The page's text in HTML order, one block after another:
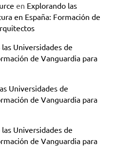
en Explorando las
en España: Formación de
Universidades de
de Vanguardia para
Universidades de
de Vanguardia para
Universidades de
de Vanguardia para